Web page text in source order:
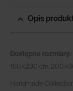
Opis
Dostępne rozmiary:
160×230 cm,
Handmade